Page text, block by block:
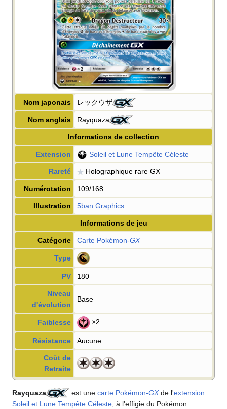
Nom japonais レックウザ
Nom anglais Rayquaza
Informations de collection
Extension Soleil et Lune Tempête Céleste
Rareté Holographique rare GX
Numérotation 109/168
Illustration 5ban Graphics
Informations de jeu
Catégorie Carte Pokémon-GX
Type
PV 180
Niveau
d'évolution
Base
Faiblesse ×2
Résistance Aucune
Coût de
Retraite
Rayquaza est une carte Pokémon-GXde l'extension
Soleil et Lune Tempête Céleste, à l'effigie du Pokémon